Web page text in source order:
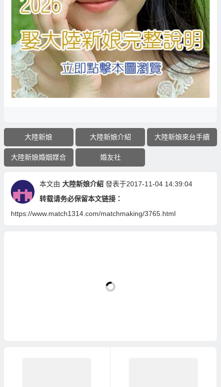
大陸新娘 大陸新娘介紹 大陸新娘來台手續
大陸新娘婚姻媒合 婚友社
本文由 大陸新娘介紹 發表于2017-11-04 14:39:04
转载请务必保留本文链接：
https://www.match1314.com/matchmaking/3765.html